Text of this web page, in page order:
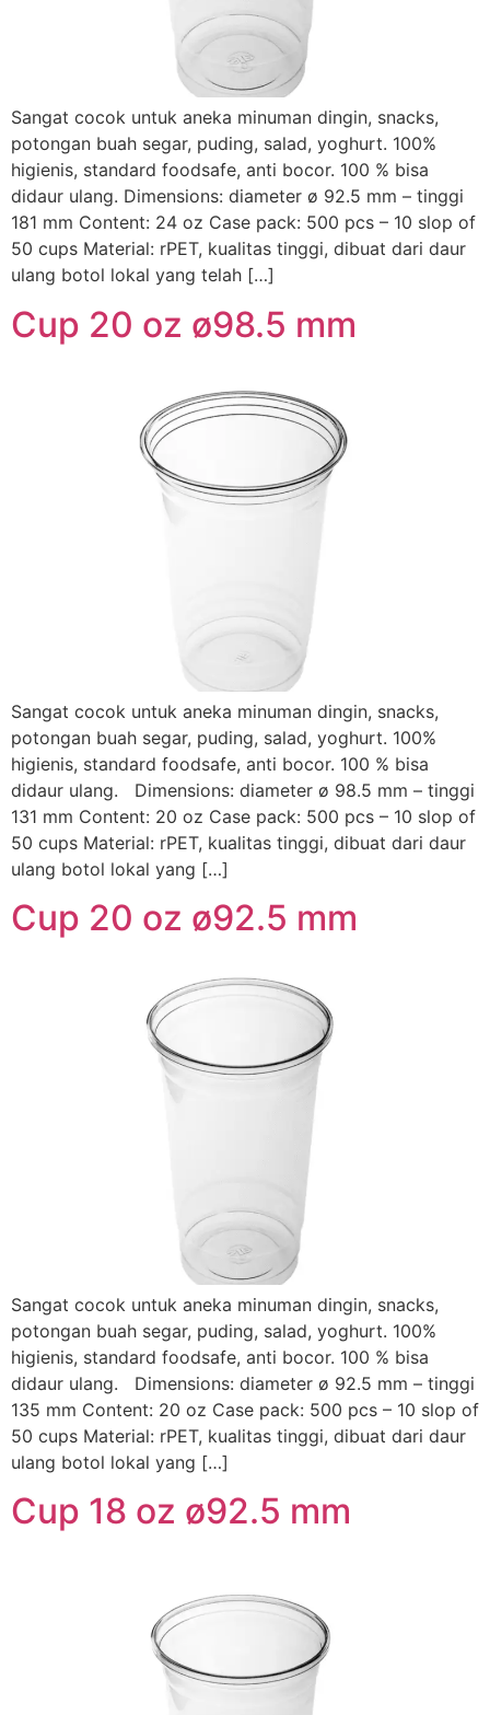
Sangat cocok untuk aneka minuman dingin, snacks,
potongan buah segar, puding, salad, yoghurt. 100%
higienis, standard foodsafe, anti bocor. 100 % bisa
didaur ulang. Dimensions: diameter ø 92.5 mm – tinggi
181 mm Content: 24 oz Case pack: 500 pcs – 10 slop of
50 cups Material: rPET, kualitas tinggi, dibuat dari daur
ulang botol lokal yang telah […]
Cup 20 oz ø98.5 mm
Sangat cocok untuk aneka minuman dingin, snacks,
potongan buah segar, puding, salad, yoghurt. 100%
higienis, standard foodsafe, anti bocor. 100 % bisa
didaur ulang. Dimensions: diameter ø 98.5 mm – tinggi
131 mm Content: 20 oz Case pack: 500 pcs – 10 slop of
50 cups Material: rPET, kualitas tinggi, dibuat dari daur
ulang botol lokal yang […]
Cup 20 oz ø92.5 mm
Sangat cocok untuk aneka minuman dingin, snacks,
potongan buah segar, puding, salad, yoghurt. 100%
higienis, standard foodsafe, anti bocor. 100 % bisa
didaur ulang. Dimensions: diameter ø 92.5 mm – tinggi
135 mm Content: 20 oz Case pack: 500 pcs – 10 slop of
50 cups Material: rPET, kualitas tinggi, dibuat dari daur
ulang botol lokal yang […]
Cup 18 oz ø92.5 mm